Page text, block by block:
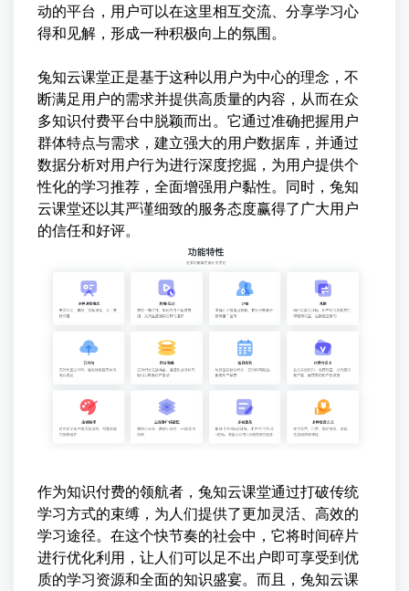
动的平台，用户可以在这里相互交流、分享学习心
得和见解，形成一种积极向上的氛围。
兔知云课堂正是基于这种以用户为中心的理念，不
断满足用户的需求并提供高质量的内容，从而在众
多知识付费平台中脱颖而出。它通过准确把握用户
群体特点与需求，建立强大的用户数据库，并通过
数据分析对用户行为进行深度挖掘，为用户提供个
性化的学习推荐，全面增强用户黏性。同时，兔知
云课堂还以其严谨细致的服务态度赢得了广大用户
的信任和好评。
作为知识付费的领航者，兔知云课堂通过打破传统
学习方式的束缚，为人们提供了更加灵活、高效的
学习途径。在这个快节奏的社会中，它将时间碎片
进行优化利用，让人们可以足不出户即可享受到优
质的学习资源和全面的知识盛宴。而且，兔知云课